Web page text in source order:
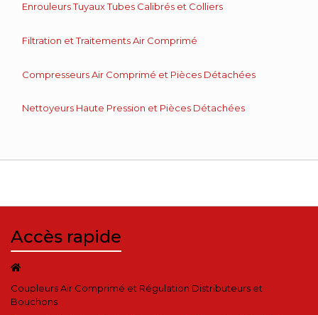
Enrouleurs Tuyaux Tubes Calibrés et Colliers
Filtration et Traitements Air Comprimé
Compresseurs Air Comprimé et Pièces Détachées
Nettoyeurs Haute Pression et Pièces Détachées
Accès rapide
Coupleurs Air Comprimé et Régulation Distributeurs et
Bouchons